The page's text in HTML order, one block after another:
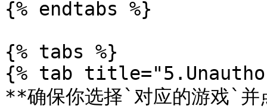
{% endtabs %}
{% tabs %}
{% tab
**确保你选择`对应的游戏`